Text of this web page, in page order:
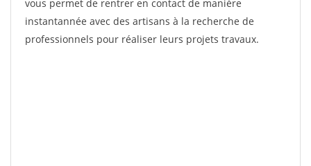
vous permet de rentrer en contact de manière
instantannée avec des artisans à la recherche de
professionnels pour réaliser leurs projets travaux.